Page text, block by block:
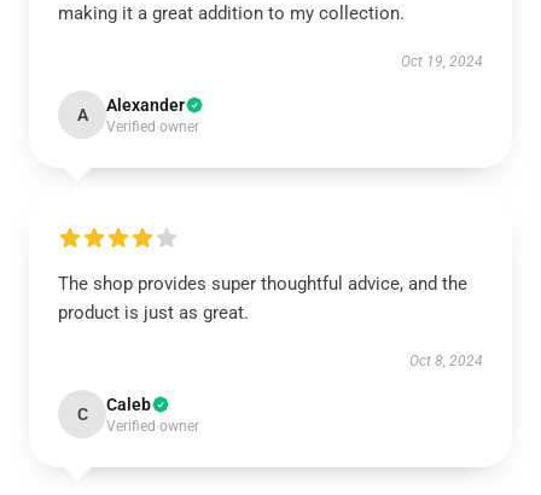
making it a great addition to my collection.
Oct 19, 2024
A Alexander
Verified owner
The shop provides super thoughtful advice, and the
product is just as great.
Oct 8, 2024
C Caleb
Verified owner